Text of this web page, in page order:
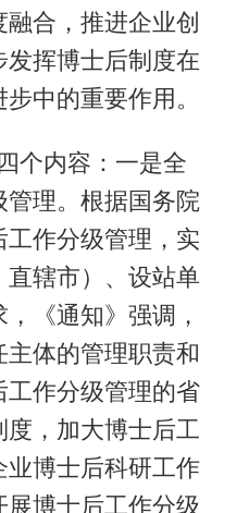
合，推进企业创
挥博士后制度在
中的重要作用。
个内容：一是全
管理。根据国务院
工作分级管理，实
辖市）、设站单
《通知》强调，
体的管理职责和
作分级管理的省
，加大博士后工
博士后科研工作
博士后工作分级